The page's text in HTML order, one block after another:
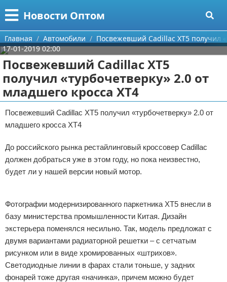
Новости Оптом
Меню
Главная
Категории
Информационные технологии
Автомобили
Знаменитости
Политика
Природа
Культура
Экономика
Разное
Поиск
О проекте
Контакты
Сотрудничество
Размещение рекламы
Условия предоставления информации
Отказ от ответственности
Главная Автомобили
Посвежевший Cadillac XT5 получил
17-01-2019 02:00
Посвежевший Cadillac XT5
получил «турбочетверку» 2.0 от
младшего кросса XT4
Посвежевший Cadillac XT5 получил «турбочетверку» 2.0 от
младшего кросса XT4
До российского рынка рестайлинговый кроссовер Cadillac
должен добраться уже в этом году, но пока неизвестно,
будет ли у нашей версии новый мотор.
Фотографии модернизированного паркетника XT5 внесли в
базу министерства промышленности Китая. Дизайн
экстерьера поменялся несильно. Так, модель предложат с
двумя вариантами радиаторной решетки – с сетчатым
рисунком или в виде хромированных «штрихов».
Светодиодные линии в фарах стали тоньше, у задних
фонарей тоже другая «начинка», причем можно будет